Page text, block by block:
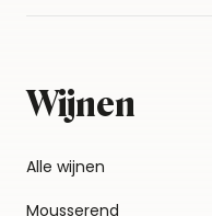
Wijnen
Alle wijnen
Mousserend